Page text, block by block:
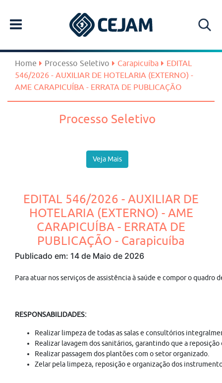
Home Processo Seletivo Carapicuíba
EDITAL
546/2026 - AUXILIAR DE HOTELARIA (EXTERNO) -
AME CARAPICUÍBA - ERRATA DE PUBLICAÇÃO
Processo Seletivo
Veja Mais
EDITAL 546/2026 - AUXILIAR DE
HOTELARIA (EXTERNO) - AME
CARAPICUÍBA - ERRATA DE
PUBLICAÇÃO - Carapicuíba
Publicado em: 14 de Maio de 2026
Para atuar nos serviços de assistência à saúde e compor o
RESPONSABILIDADES:
Realizar limpeza de todas as salas e consultórios
Realizar lavagem dos sanitários, garantindo que a
Realizar passagem dos plantões com o setor organizado.
Zelar pela limpeza, reposição e organização dos